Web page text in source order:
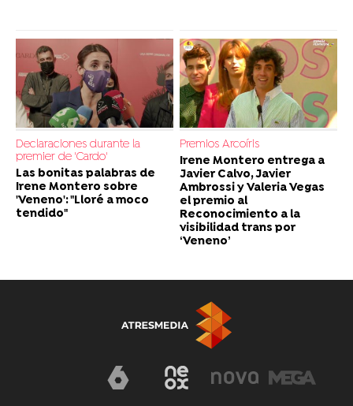
Declaraciones durante la
premier de 'Cardo'
Las bonitas palabras de
Irene Montero sobre
'Veneno': "Lloré a moco
tendido"
Premios Arcoíris
Irene Montero entrega a
Javier Calvo, Javier
Ambrossi y Valeria Vegas
el premio al
Reconocimiento a la
visibilidad trans por
‘Veneno’